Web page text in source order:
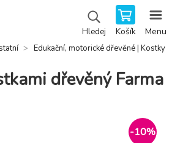
Hledej Košík Menu
Edukační, motorické dřevěné | Kostky
dřevěný Farma
-10%